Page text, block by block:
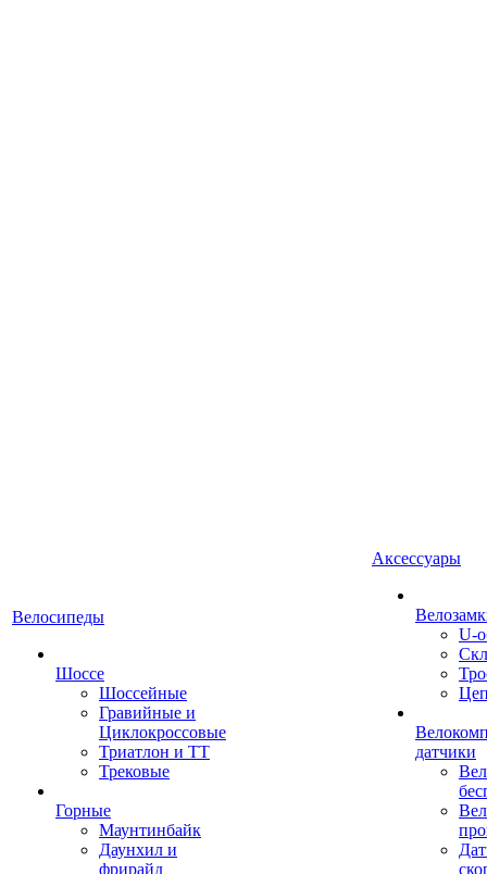
Велосипеды
Шоссе
Шоссейные
Гравийные и
Циклокроссовые
Триатлон и ТТ
Трековые
Горные
Маунтинбайк
Даунхил и
фрирайд
Аксессуары
U-
датчики